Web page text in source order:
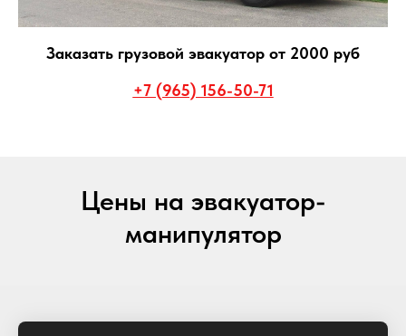
Заказать грузовой эвакуатор от 2000 руб
+7 (965) 156-50-71
Цены на эвакуатор-
манипулятор